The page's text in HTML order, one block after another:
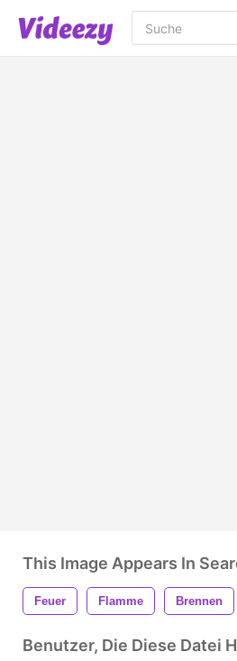
This Image Appears In
Feuer Flamme Brennen
Benutzer, Die Diese Datei